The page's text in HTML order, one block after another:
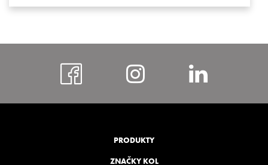
https://https://
PRODUKTY
ZNAČKY KOL